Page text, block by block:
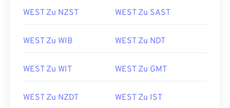
WEST Zu NZST WEST Zu SAST
WEST Zu WIB WEST Zu NDT
WEST Zu WIT WEST Zu GMT
WEST Zu NZDT WEST Zu IST